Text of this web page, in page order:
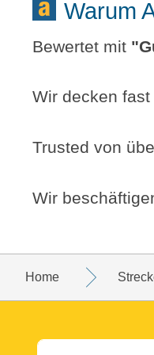
Warum
Bewertet mit "
Wir decken fast
Trusted von
Wir
Home